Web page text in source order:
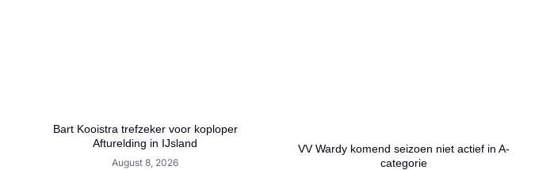
Bart Kooistra trefzeker voor koploper
Afturelding in IJsland
August 8, 2026
VV Wardy komend seizoen niet actief in A-
categorie